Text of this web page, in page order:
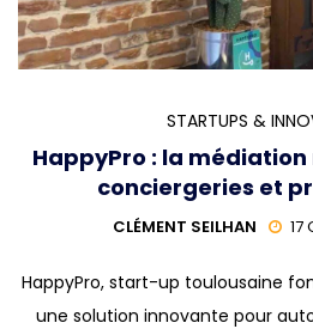
STARTUPS &
HappyPro : la
conciergeries et
CLÉMENT SEILHAN 17
HappyPro, start-up toulousaine
une solution innovante pour